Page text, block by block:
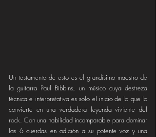
Un testamento de esto es el grandísimo maestro de
la guitarra Paul Bibbins, un músico cuya destreza
técnica e interpretativa es solo el inicio de lo que lo
convierte en una verdadera leyenda viviente del
rock. Con una habilidad incomparable para dominar
las 6 cuerdas en adición a su potente voz y una